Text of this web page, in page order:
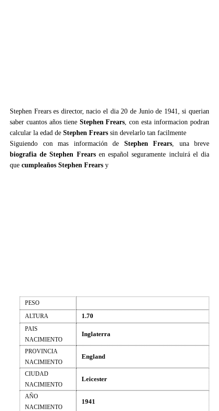
Stephen Frears es director, nacio el dia 20 de Junio de 1941, si querian
saber cuantos años tiene Stephen Frears, con esta informacion podran
calcular la edad de Stephen Frears sin develarlo tan facilmente
Siguiendo con mas información de Stephen Frears, una breve
biografia de Stephen Frearsen español seguramente incluirá el dia
que cumpleaños Stephen Frears y
PESO
ALTURA
1.70
PAIS
NACIMIENTO
Inglaterra
PROVINCIA
NACIMIENTO
England
CIUDAD
NACIMIENTO
Leicester
AÑO
NACIMIENTO
1941